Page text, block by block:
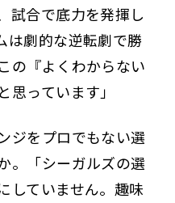
試合で底力を発揮し
は劇的な逆転劇で勝
の『よくわからない
っています」
ジをプロでもない選
。「シーガルズの選
していません。趣味